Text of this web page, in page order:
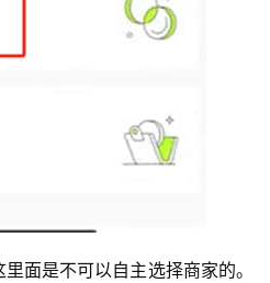
面是不可以自主选择商家的。